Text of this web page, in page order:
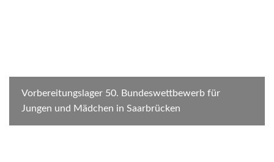
Vorbereitungslager 50. Bundeswettbewerb für
Jungen und Mädchen in Saarbrücken